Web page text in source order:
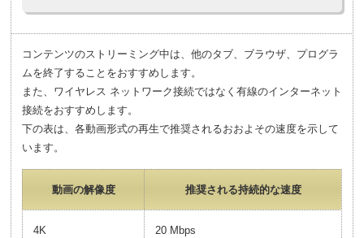
コンテンツのストリーミング中は、他のタブ、ブラウザ、プログラ
ムを終了することをおすすめします。
また、ワイヤレス ネットワーク接続ではなく有線のインターネット
接続をおすすめします。
下の表は、各動画形式の再生で推奨されるおおよその速度を示して
います。
動画の解像度 推奨される持続的な速度
4K 20 Mbps